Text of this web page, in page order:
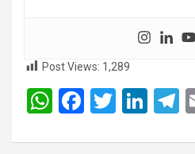
Post Views: 1,289
W F
T
Li
T